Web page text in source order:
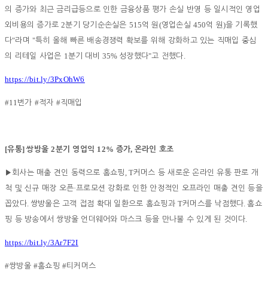
의 증가와 최근 금리급등으로 인한 금융상품 평가 손실 반영 등 일시적인 영업
외비용의 증가로2분기 당기순손실은 515억 원 (영업손실450억 원 )을 기록했
다"라며 "특히 올해 빠른 배송경쟁력 확보를 위해 강화하고 있는 직매입 중심
의 리테일 사업은 1분기 대비35% 성장했다"고 전했다.
https://bit.ly/3PxOhW6
#11번가 #적자 #직매입
[유통]쌍방울2분기 영업익 12% 증가, 온라인 호조
▶ 회사는 매출 견인 동력으로 홈쇼핑 , T커머스 등 새로운 온라인 유통 판로 개
척 및 신규 매장 오픈·프로모션 강화로 인한 안정적인 오프라인 매출 견인 등을
꼽았다. 쌍방울은 고객 접점 확대 일환으로 홈쇼핑과T커머스를 낙점했다.홈쇼
핑 등 방송에서 쌍방울 언더웨어와 마스크 등을 만나볼 수 있게 된 것이다.
https://bit.ly/3Ar7F2I
#쌍방울#홈쇼핑#티커머스